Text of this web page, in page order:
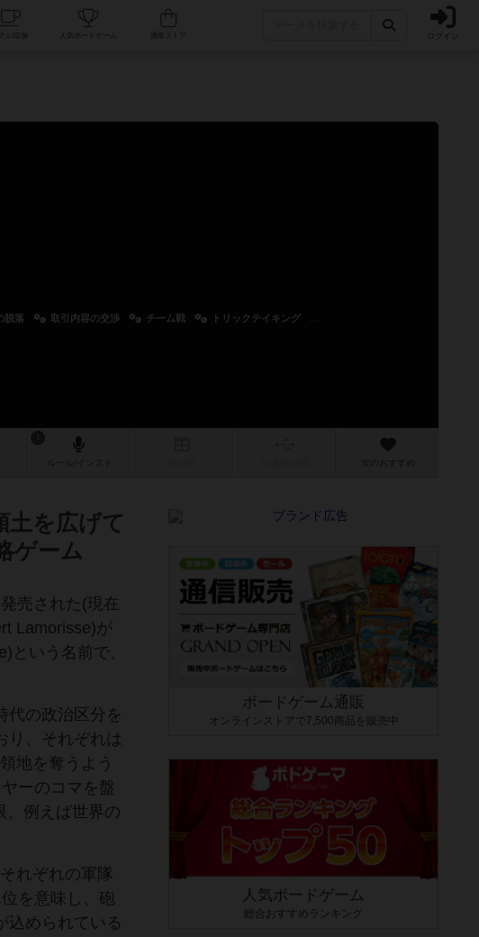
人気ボードゲーム ログイン
脱落 取引内容の交渉 チーム戦 トリックテイキング
次のおすすめ
土を広げて
ゲーム
売された(現在
Lamorisse)が
いう名前で、
代の政治区分を
り、それぞれは
地を奪うよう
ーのコマを盤
、例えば世界の
れぞれの軍隊
を意味し、砲
込められている
ボードゲーム通販
オンラインストアで7,500商品を販売中
人気ボードゲーム
総合おすすめランキング